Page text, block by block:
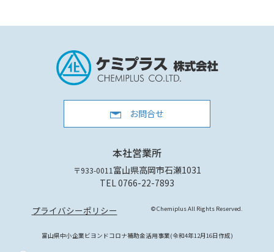
お問合せ
本社営業所
〒933-0011 富山県高岡市石瀬1031
TEL 0766-22-7893
プライバシーポリシー © Chemiplus All Rights Reserved.
富山県中小企業ビヨンドコロナ補助金活用事業(令和4年12月16日作成)